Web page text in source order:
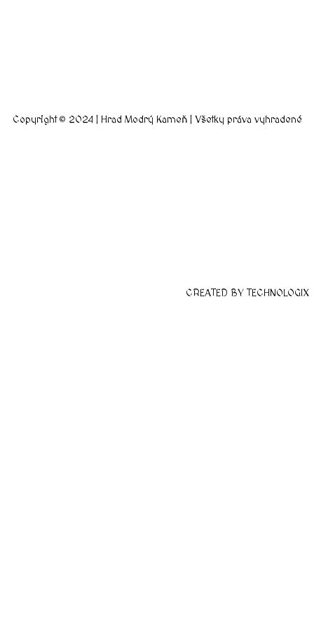
Copyright © 2024 | Hrad Modrý Kameň | Všetky práva vyhradené
CREATED BY TECHNOLOGIX